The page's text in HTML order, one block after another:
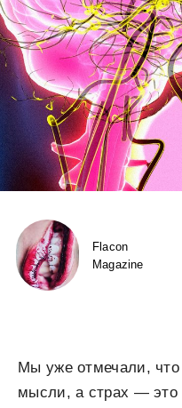
Flacon
Magazine
Мы уже отмечали,
мысли, а страх — это